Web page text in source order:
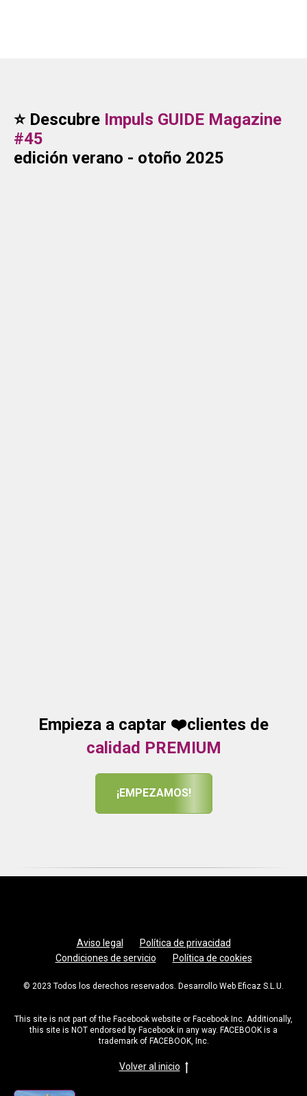
⭐ Descubre Impuls GUIDE Magazine
#45
edición verano - otoño 2025
Empieza a captar ❤️clientes de
calidad PREMIUM
¡EMPEZAMOS!
Aviso legal
Política de privacidad
Condiciones de servicio
Política de cookies
© 2023 Todos los derechos reservados. Desarrollo Web Eficaz S.L.U.
This site is not part of the Facebook website or Facebook Inc. Additionally,
this site is NOT endorsed by Facebook in any way. FACEBOOK is a
trademark of FACEBOOK, Inc.
Volver al inicio